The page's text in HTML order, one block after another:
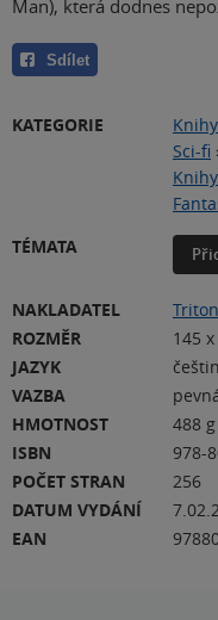
Man), která dodnes
Sdílet
KATEGORIE Knihy
Sci-fi
Knihy
TÉMATA
NAKLADATEL
Triton
ROZMĚR
145
JAZYK
VAZBA
HMOTNOST
488 g
ISBN
978-
POČET STRAN
256
DATUM VYDÁNÍ
EAN